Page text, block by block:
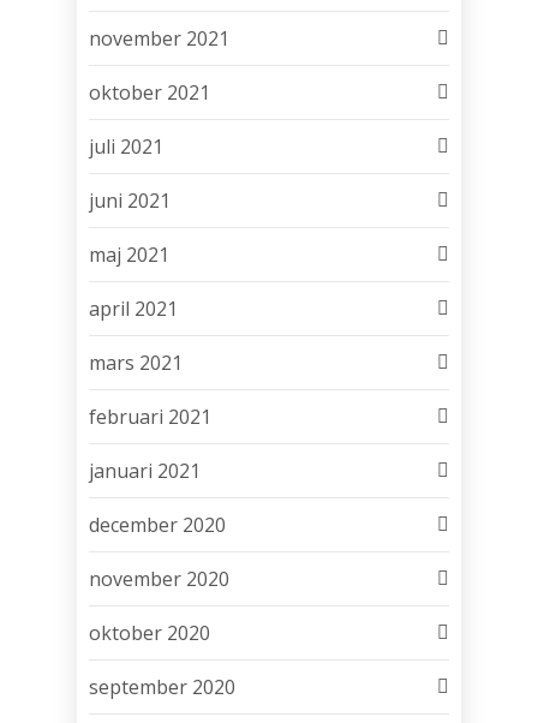
november 2021
oktober 2021
juli 2021
juni 2021
maj 2021
april 2021
mars 2021
februari 2021
januari 2021
december 2020
november 2020
oktober 2020
september 2020